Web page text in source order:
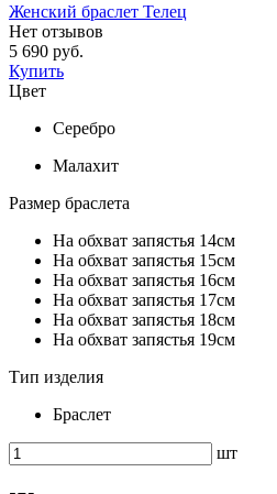
Женский браслет Телец
Нет отзывов
5 690 руб.
Купить
Цвет
Серебро
Малахит
Размер браслета
На обхват запястья 14см
На обхват запястья 15см
На обхват запястья 16см
На обхват запястья 17см
На обхват запястья 18см
На обхват запястья 19см
Тип изделия
Браслет
шт